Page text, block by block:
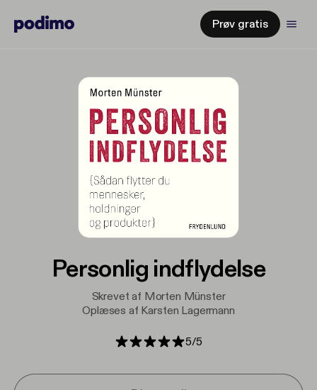
Prøv gratis
Personlig indflydelse
Skrevet af Morten Münster
Oplæses af Karsten Lagermann
5/5